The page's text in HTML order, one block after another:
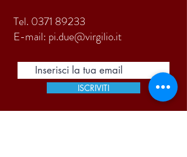
Tel. 0371 89233
E-mail: pi.due@virgilio.it
ISCRIVITI